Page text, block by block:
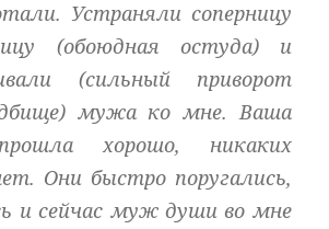
Устраняли соперницу
(обоюдная остуда) и
(сильный приворот
) мужа ко мне. Ваша
хорошо, никаких
Они быстро поругались,
и сейчас муж души во мне